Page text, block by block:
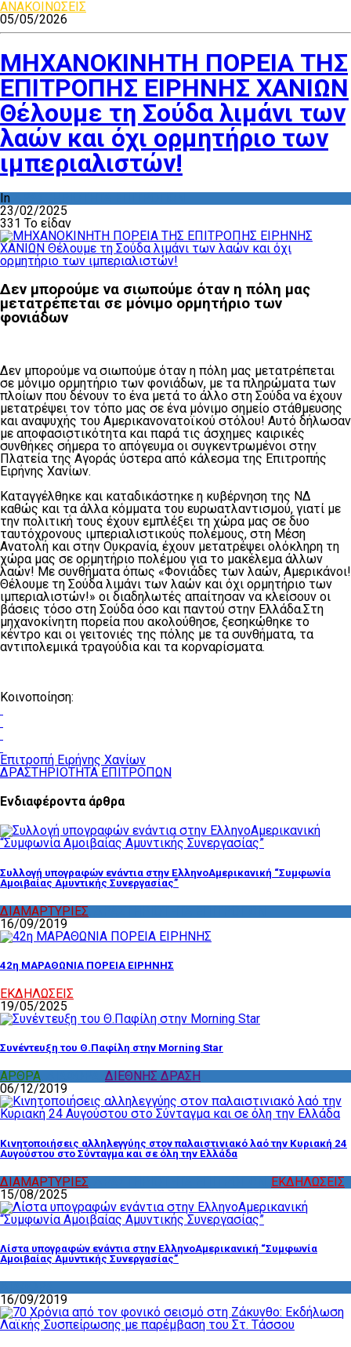
ΑΝΑΚΟΙΝΩΣΕΙΣ
05/05/2026
ΜΗΧΑΝΟΚΙΝΗΤΗ ΠΟΡΕΙΑ ΤΗΣ
ΕΠΙΤΡΟΠΗΣ ΕΙΡΗΝΗΣ ΧΑΝΙΩΝ
Θέλουμε τη Σούδα λιμάνι των
λαών και όχι ορμητήριο των
ιμπεριαλιστών!
In
23/02/2025
331 Το είδαν
Δεν μπορούμε να σιωπούμε όταν η πόλη μας
μετατρέπεται σε μόνιμο ορμητήριο των
φονιάδων
Δεν μπορούμε να σιωπούμε όταν η πόλη μας μετατρέπεται
σε μόνιμο ορμητήριο των φονιάδων, με τα πληρώματα των
πλοίων που δένουν το ένα μετά το άλλο στη Σούδα να έχουν
μετατρέψει τον τόπο μας σε ένα μόνιμο σημείο στάθμευσης
και αναψυχής του Αμερικανονατοϊκού στόλου! Αυτό δήλωσαν
με αποφασιστικότητα και παρά τις άσχημες καιρικές
συνθήκες σήμερα το απόγευμα οι συγκεντρωμένοι στην
Πλατεία της Αγοράς ύστερα από κάλεσμα της Επιτροπής
Ειρήνης Χανίων.
Καταγγέλθηκε και καταδικάστηκε η κυβέρνηση της ΝΔ
καθώς και τα άλλα κόμματα του ευρωατλαντισμού, γιατί με
την πολιτική τους έχουν εμπλέξει τη χώρα μας σε δυο
ταυτόχρονους ιμπεριαλιστικούς πολέμους, στη Μέση
Ανατολή και στην Ουκρανία, έχουν μετατρέψει ολόκληρη τη
χώρα μας σε ορμητήριο πολέμου για το μακέλεμα άλλων
λαών! Με συνθήματα όπως «Φονιάδες των λαών, Αμερικάνοι!
Θέλουμε τη Σούδα λιμάνι των λαών και όχι ορμητήριο των
ιμπεριαλιστών!» οι διαδηλωτές απαίτησαν να κλείσουν οι
βάσεις τόσο στη Σούδα όσο και παντού στην Ελλάδα.Στη
μηχανοκίνητη πορεία που ακολούθησε, ξεσηκώθηκε το
κέντρο και οι γειτονιές της πόλης με τα συνθήματα, τα
αντιπολεμικά τραγούδια και τα κορναρίσματα.
Κοινοποίηση:
Επιτροπή Ειρήνης Χανίων
ΔΡΑΣΤΗΡΙΟΤΗΤΑ ΕΠΙΤΡΟΠΩΝ
Ενδιαφέροντα άρθρα
Συλλογή υπογραφών ενάντια στην ΕλληνοΑμερικανική “Συμφωνία
Αμοιβαίας Αμυντικής Συνεργασίας”
ΔΙΑΜΑΡΤΥΡΙΕΣ
16/09/2019
42η ΜΑΡΑΘΩΝΙΑ ΠΟΡΕΙΑ ΕΙΡΗΝΗΣ
ΕΚΔΗΛΩΣΕΙΣ
19/05/2025
Συνέντευξη του Θ.Παφίλη στην Morning Star
ΑΡΘΡΑ
ΔΙΕΘΝΗΣ ΔΡΑΣΗ
06/12/2019
Κινητοποιήσεις αλληλεγγύης στον παλαιστινιακό λαό την Κυριακή 24
Αυγούστου στο Σύνταγμα και σε όλη την Ελλάδα
ΔΙΑΜΑΡΤΥΡΙΕΣ
ΕΚΔΗΛΩΣΕΙΣ
15/08/2025
Λίστα υπογραφών ενάντια στην ΕλληνοΑμερικανική “Συμφωνία
Αμοιβαίας Αμυντικής Συνεργασίας”
16/09/2019